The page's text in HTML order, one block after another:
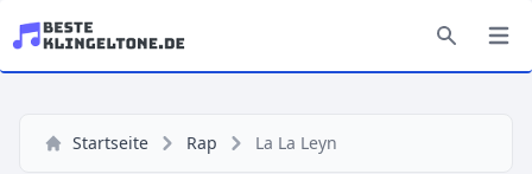
Startseite Rap La La Leyn